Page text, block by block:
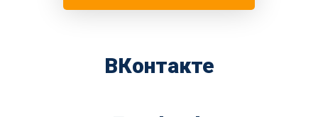
ВКонтакте